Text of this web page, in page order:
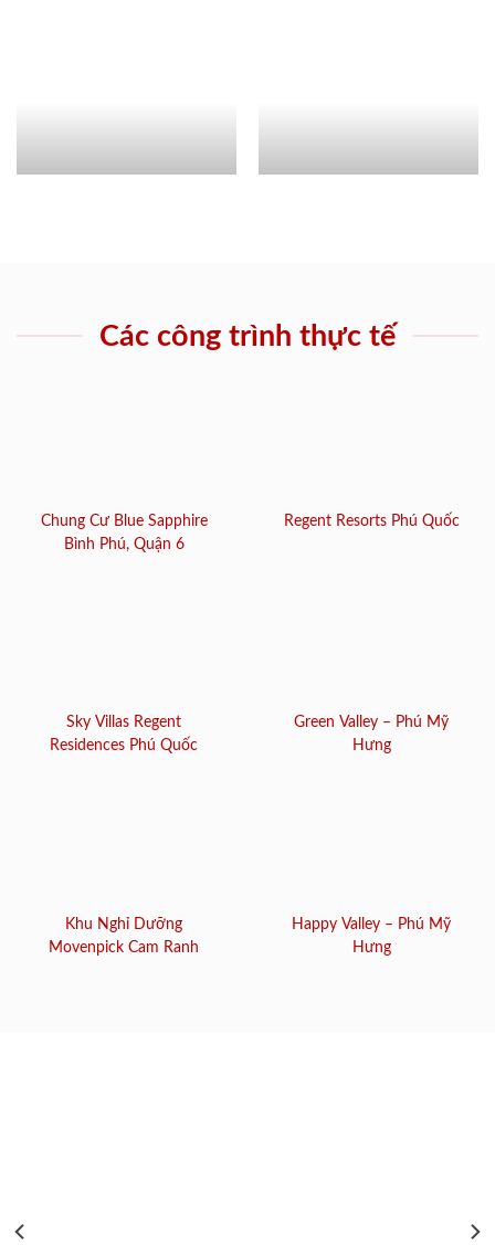
Các công trình thực tế
Chung Cư Blue Sapphire
Bình Phú, Quận 6
Regent Resorts Phú Quốc
Sky Villas Regent
Residences Phú Quốc
Green Valley – Phú Mỹ
Hưng
Khu Nghỉ Dưỡng
Movenpick Cam Ranh
Happy Valley – Phú Mỹ
Hưng